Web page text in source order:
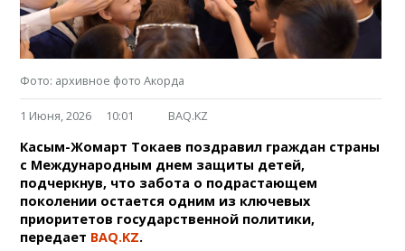
Фото: архивное фото Акорда
1 Июня, 2026 10:01 BAQ.KZ
Касым-Жомарт Токаев поздравил граждан страны
с Международным днем защиты детей,
подчеркнув, что забота о подрастающем
поколении остается одним из ключевых
приоритетов государственной политики,
передает BAQ.KZ.